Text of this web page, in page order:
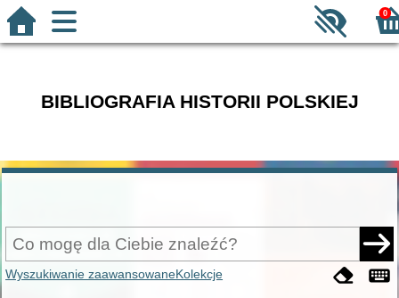
0
BIBLIOGRAFIA HISTORII POLSKIEJ
Wyszukiwanie zaawansowaneKolekcje